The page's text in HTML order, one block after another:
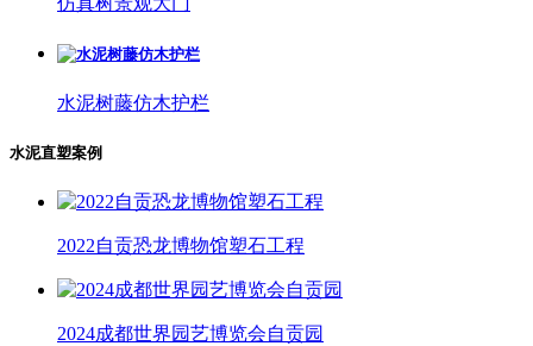
水泥树藤仿木护栏
水泥直塑案例
2022自贡恐龙博物馆塑石工程
2024成都世界园艺博览会自贡园